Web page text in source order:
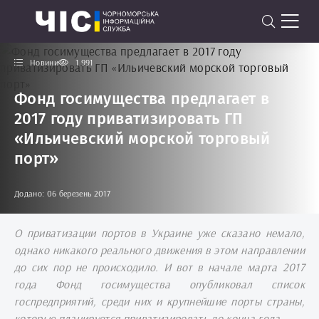
Новини 1 991
Фонд госимущества предлагает в
2017 году приватизировать ГП
«Ильичевский морской торговый
порт»
Додано: 06 березень 2017
О приватизации портов в Украине уже сказано немало,
однако никакого реального движения в этом направлении
до сих пор не происходило. И вот в начале марта 2017
года Фонд госимущества опубликовал список
госпредприятий, среди них и крупнейшие порты страны,